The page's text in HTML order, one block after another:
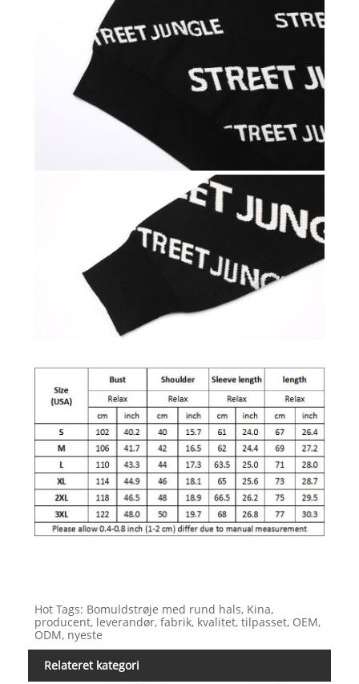
Hot Tags: Bomuldstrøje med rund hals, Kina,
producent, leverandør, fabrik, kvalitet, tilpasset, OEM,
ODM, nyeste
Relateret kategori